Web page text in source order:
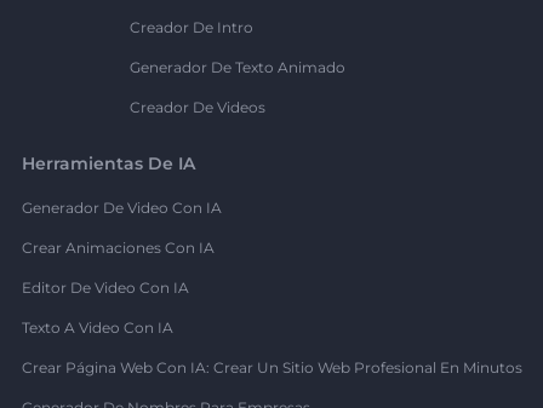
Creador De Intro
Generador De Texto Animado
Creador De Videos
Herramientas De IA
Generador De Video Con IA
Crear Animaciones Con IA
Editor De Video Con IA
Texto A Video Con IA
Crear Página Web Con IA: Crear Un Sitio Web Profesional En Minutos